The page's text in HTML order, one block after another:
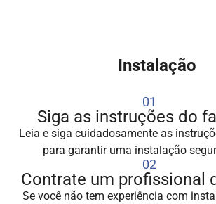
Instalação
01
Siga as instruções do
Leia e siga cuidadosamente as
para garantir uma instalação
02
Contrate um profissional
Se você não tem experiência com